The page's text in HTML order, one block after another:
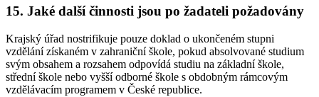
15. Jaké další činnosti jsou po žadateli požadovány
Krajský úřad nostrifikuje pouze doklad o ukončeném stupni
vzdělání získaném v zahraniční škole, pokud absolvované studium
svým obsahem a rozsahem odpovídá studiu na základní škole,
střední škole nebo vyšší odborné škole s obdobným rámcovým
vzdělávacím programem v České republice.